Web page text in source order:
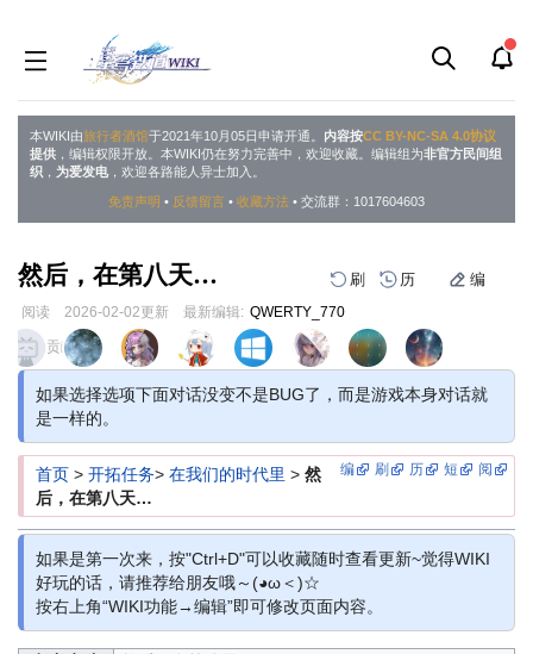
本WIKI由旅行者酒馆于2021年10月05日申请开通。 内容按CC BY-NC-SA 4.0协议
提供 ，编辑权限开放。本WIKI仍在努力完善中，欢迎收藏。编辑组为非官方民间组
织 ， 为爱发电，欢迎各路能人异士加入。
免责声明 • 反馈留言 • 收藏方法 • 交流群：1017604603
然后，在第八天… 刷 历 编
阅读 2026-02-02更新 最新编辑: QWERTY_770
跳
到
跳
到
页面贡献者 :
如果选择选项下面对话没变不是BUG了，而是游戏本身对话就
是一样的。
编 刷 历 短 阅
首页 > 开拓任务> 在我们的时代里 > 然
后，在第八天…
如果是第一次来，按"Ctrl+D"可以收藏随时查看更新~觉得WIKI
好玩的话，请推荐给朋友哦～(◕ω＜)☆
按右上角“WIKI功能→编辑”即可修改页面内容。